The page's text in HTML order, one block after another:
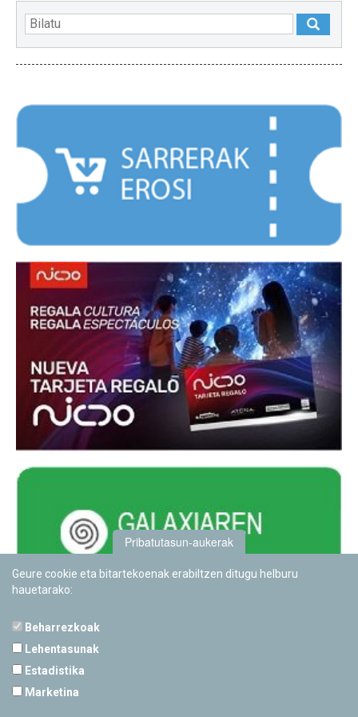
Pribatutasun-aukerak
Geure cookie eta bitartekoenak erabiltzen ditugu helburu
hauetarako:
Beharrezkoak
Lehentasunak
Estadistika
Marketina